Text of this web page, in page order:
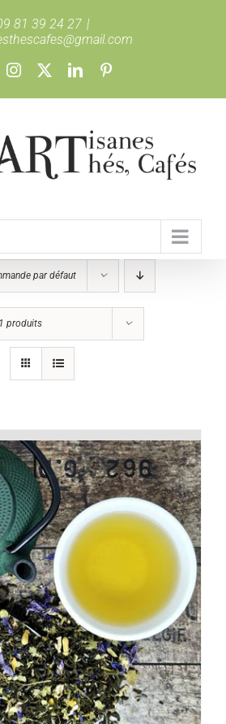
81 39 24 27 |
Instagram LinkedIn
par défaut
produits